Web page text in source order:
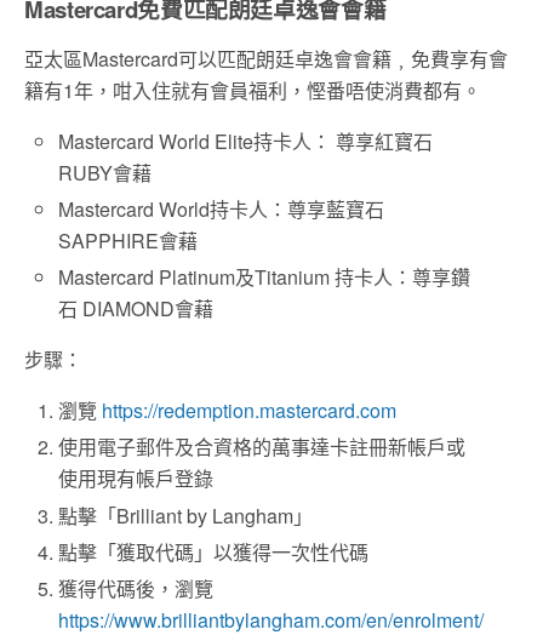
Mastercard免費匹配朗廷卓逸會會籍
亞太區Mastercard可以匹配朗廷卓逸會會籍﹐免費享有會
籍有1年，咁入住就有會員福利，慳番唔使消費都有。
Mastercard World Elite持卡人： 尊享紅寶石
RUBY會藉
Mastercard World持卡人：尊享藍寶石
SAPPHIRE會藉
Mastercard Platinum及Titanium 持卡人：尊享鑽
石 DIAMOND會藉
步驟：
瀏覽 https://redemption.mastercard.com
使用電子郵件及合資格的萬事達卡註冊新帳戶或
使用現有帳戶登錄
點擊「Brilliant by Langham」
點擊「獲取代碼」以獲得一次性代碼
獲得代碼後，瀏覽
https://www.brilliantbylangham.com/en/enrolment/